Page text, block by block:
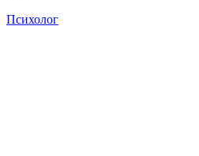
Психолог